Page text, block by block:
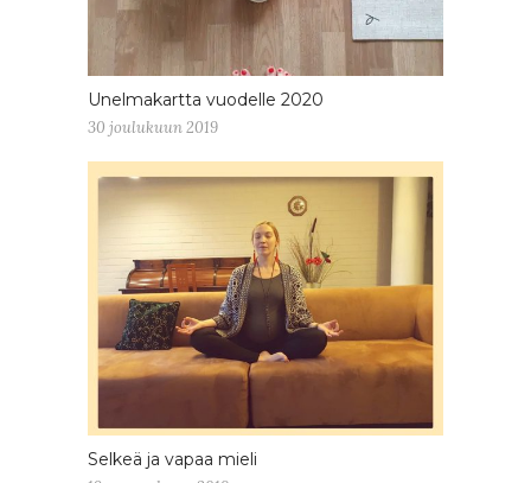
Unelmakartta vuodelle 2020
30 joulukuun 2019
Selkeä ja vapaa mieli